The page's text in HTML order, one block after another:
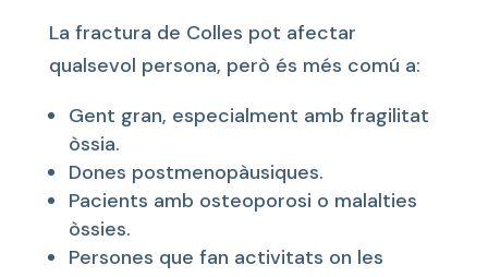
La fractura de Colles pot afectar
qualsevol persona, però és més comú a:
Gent gran, especialment amb fragilitat
òssia.
Dones postmenopàusiques.
Pacients amb osteoporosi o malalties
òssies.
Persones que fan activitats on les